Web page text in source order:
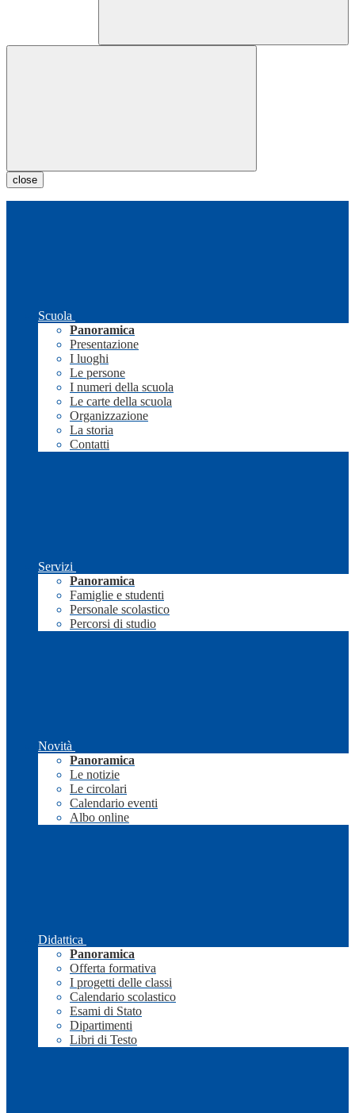
close
Scuola
Panoramica
Presentazione
I luoghi
Le persone
I numeri della scuola
Le carte della scuola
Organizzazione
La storia
Contatti
Servizi
Panoramica
Famiglie e studenti
Personale scolastico
Percorsi di studio
Novità
Panoramica
Le notizie
Le circolari
Calendario eventi
Albo online
Didattica
Panoramica
Offerta formativa
I progetti delle classi
Calendario scolastico
Esami di Stato
Dipartimenti
Libri di Testo